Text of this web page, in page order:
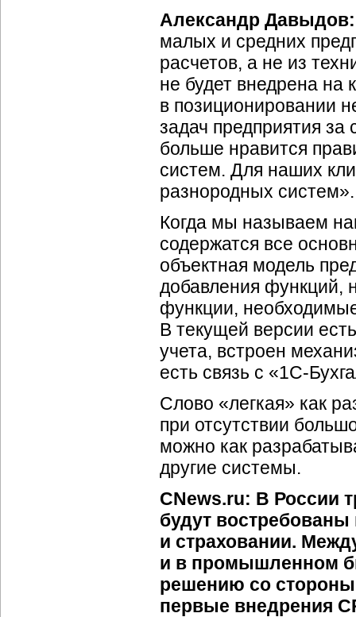
Александр Давыдов:
малых и средних
расчетов, а не из
не будет внедрена на
в позиционировании
задач предприятия
больше нравится
систем. Для наших
разнородных систем».
Когда мы называем
содержатся все
объектная модель
добавления функций,
функции,
В текущей версии
учета, встроен
есть связь с «1С-
Слово «легкая» как
при отсутствии
можно как
другие системы.
CNews.ru: В России
будут
и страховании.
и в промышленном
решению со
первые внедрения